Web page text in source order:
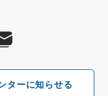
ターに知らせる